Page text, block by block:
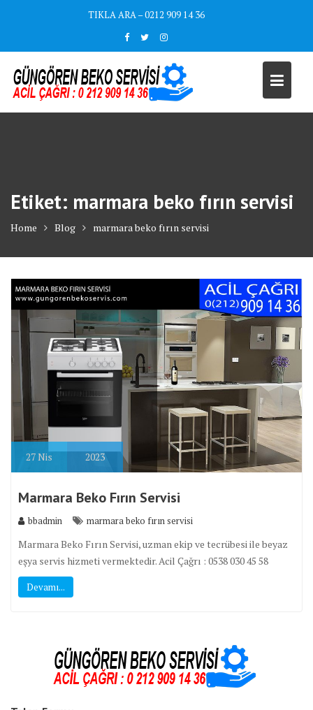
TIKLA ARA – 0212 909 14 36
Etiket: marmara beko fırın servisi
Home Blog marmara beko fırın servisi
27Nis 2023
Marmara Beko Fırın Servisi
bbadmin marmara beko fırın servisi
Marmara Beko Fırın Servisi, uzman ekip ve tecrübesi ile beyaz
eşya servis hizmeti vermektedir. Acil Çağrı : 0538 030 45 58
Devamı...